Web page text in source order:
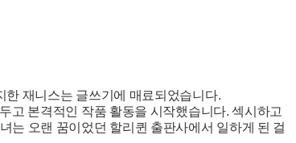
재니스는 글쓰기에 매료되었습니다.
고 본격적인 작품 활동을 시작했습니다. 섹시하고
는 오랜 꿈이었던 할리퀸 출판사에서 일하게 된 걸